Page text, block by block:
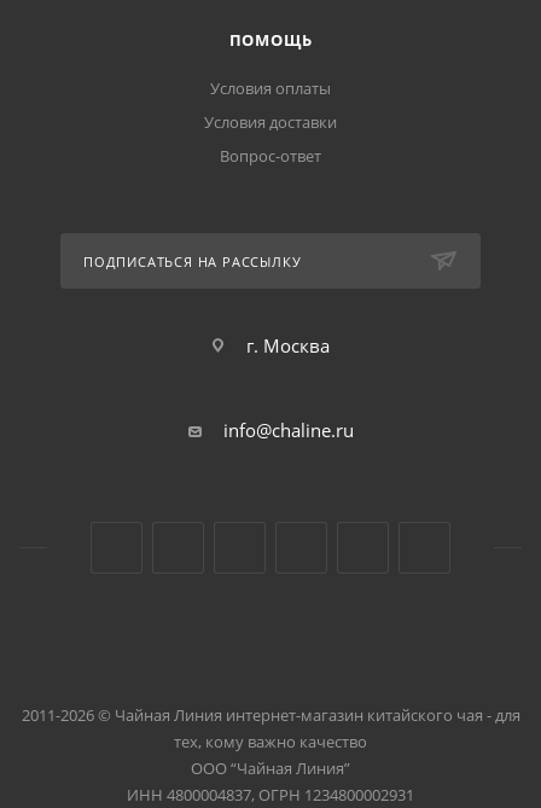
ПОМОЩЬ
Условия оплаты
Условия доставки
Вопрос-ответ
ПОДПИСАТЬСЯ НА РАССЫЛКУ
г. Москва
info@chaline.ru
2011-2026 © Чайная Линия интернет-магазин китайского чая - для
тех, кому важно качество
ООО “Чайная Линия”
ИНН 4800004837, ОГРН 1234800002931